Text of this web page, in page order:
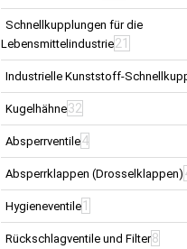
Schnellkupplungen für die
Lebensmittelindustrie21
Industrielle Kunststoff-
Kugelhähne32
Absperrventile4
Absperrklappen (Drosselklappen)
Hygieneventile 1
Rückschlagventile und Filter8